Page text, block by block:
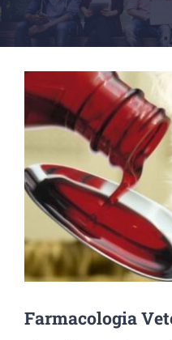
View
Larger
Image
Farmacologia